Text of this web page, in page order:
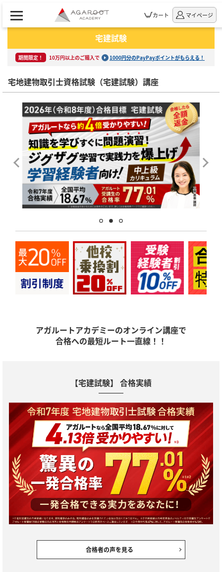
カート マイページ
宅建試験
期間限定！ 10万円以上のご購入で 1000円分のPayPayポイントがもらえる！
宅地建物取引士資格試験（宅建試験）講座
アガルートアカデミーのオンライン講座で
合格への最短ルート一直線！！
【宅建試験】 合格実績
合格者の声を見る